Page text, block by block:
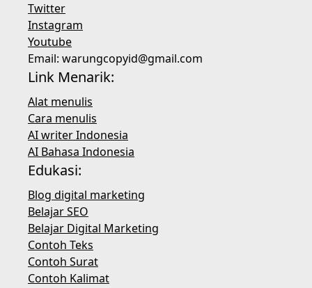
Twitter
Instagram
Youtube
Email: warungcopyid@gmail.com
Link Menarik:
Alat menulis
Cara menulis
AI writer Indonesia
AI Bahasa Indonesia
Edukasi:
Blog digital marketing
Belajar SEO
Belajar Digital Marketing
Contoh Teks
Contoh Surat
Contoh Kalimat